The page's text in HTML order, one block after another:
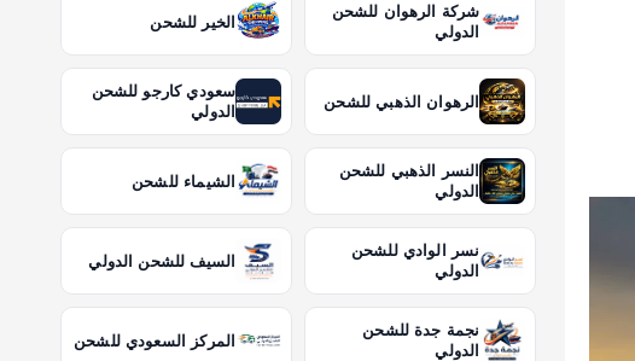
شركة الرهوان للشحن
الدولي
الخير للشحن
الرهوان الذهبي للشحن
سعودي كارجو للشحن
الدولي
النسر الذهبي للشحن
الدولي
الشيماء للشحن
نسر الوادي للشحن
الدولي
السيف للشحن الدولي
نجمة جدة للشحن
الدولي
المركز السعودي للشحن